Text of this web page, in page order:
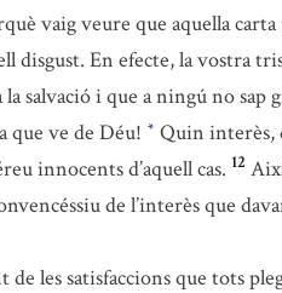
vaig veure que aquella
disgust. En efecte, la vostra
salvació i que a ningú no sap
que ve de Déu! * Quin interès,
innocents d’aquell cas. 12
de l’interès que
les satisfaccions que tots